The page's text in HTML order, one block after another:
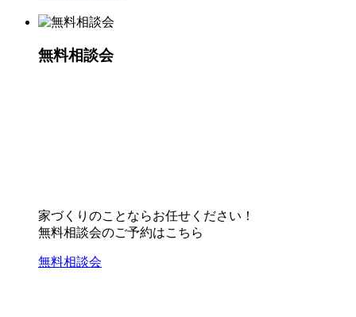
無料相談会
家づくりのことならお任せください！
無料相談会のご予約はこちら
無料相談会